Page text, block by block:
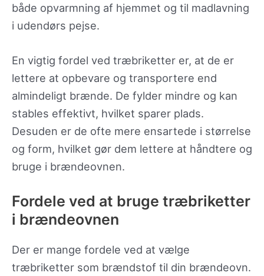
både opvarmning af hjemmet og til madlavning
i udendørs pejse.
En vigtig fordel ved træbriketter er, at de er
lettere at opbevare og transportere end
almindeligt brænde. De fylder mindre og kan
stables effektivt, hvilket sparer plads.
Desuden er de ofte mere ensartede i størrelse
og form, hvilket gør dem lettere at håndtere og
bruge i brændeovnen.
Fordele ved at bruge træbriketter
i brændeovnen
Der er mange fordele ved at vælge
træbriketter som brændstof til din brændeovn.